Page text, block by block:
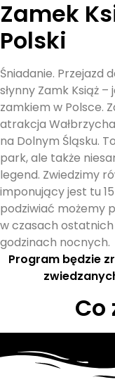
Zamek
Polski
Śniadanie. Przejazd
słynny Zamk Książ
zamkiem w Polsce.
atrakcja
na Dolnym Śląsku.
park, ale także
legend. Zwiedzimy
imponujący jest tu
podziwiać możemy
w czasach ostatnich
godzinach nocnych.
Program będzie
Co